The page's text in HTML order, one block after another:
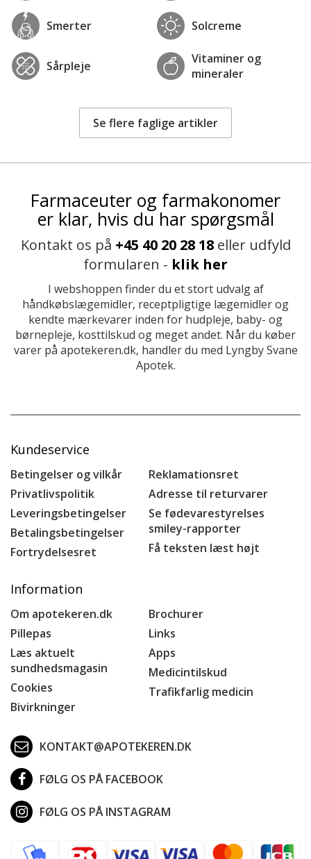
Smerter Solcreme
Sårpleje
Vitaminer og
mineraler
Se flere faglige artikler
Farmaceuter og farmakonomer
er klar, hvis du har spørgsmål
Kontakt os på +45 40 20 28 18eller udfyld
formularen - klik her
I webshoppen finder du et stort udvalg af
håndkøbslægemidler, receptpligtige lægemidler og
kendte mærkevarer inden for hudpleje, baby- og
børnepleje, kosttilskud og meget andet. Når du køber
varer på apotekeren.dk, handler du med Lyngby Svane
Apotek.
Kundeservice
Betingelser og vilkår
Privatlivspolitik
Leveringsbetingelser
Betalingsbetingelser
Fortrydelsesret
Reklamationsret
Adresse til returvarer
Se fødevarestyrelses
smiley-rapporter
Få teksten læst højt
Information
Om apotekeren.dk
Pillepas
Læs aktuelt
sundhedsmagasin
Cookies
Bivirkninger
Brochurer
Links
Apps
Medicintilskud
Trafikfarlig medicin
KONTAKT@APOTEKEREN.DK
FØLG OS PÅ FACEBOOK
FØLG OS PÅ INSTAGRAM